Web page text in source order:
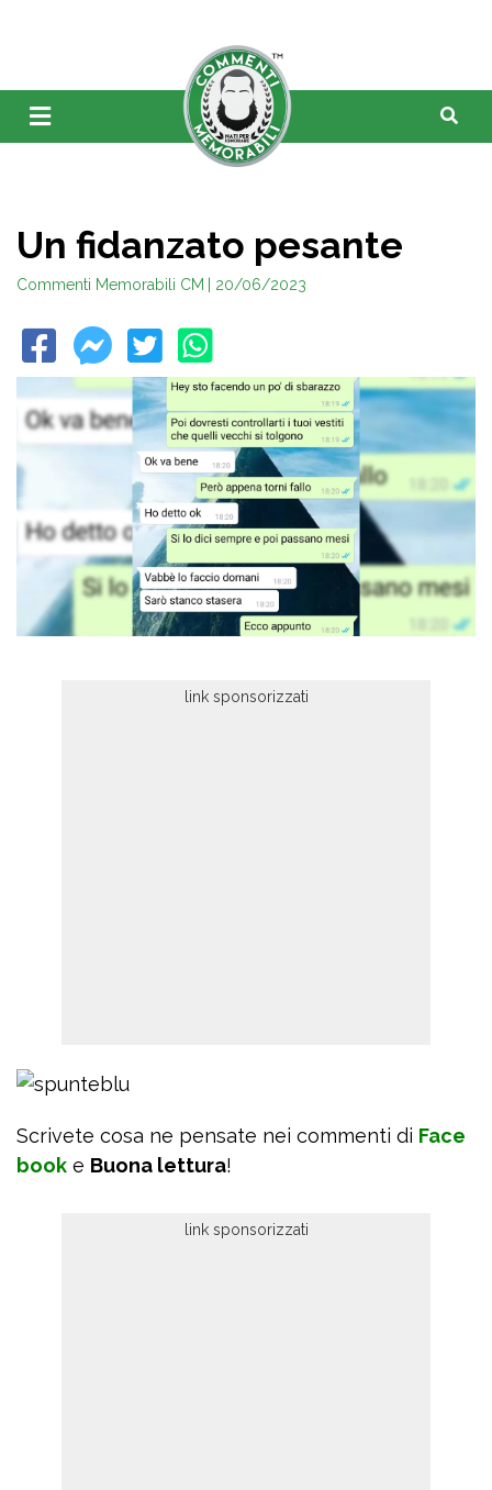
Un fidanzato pesante
Commenti Memorabili CM | 20/06/2023
Scrivete cosa ne pensate nei commenti di Face
book e Buona lettura!